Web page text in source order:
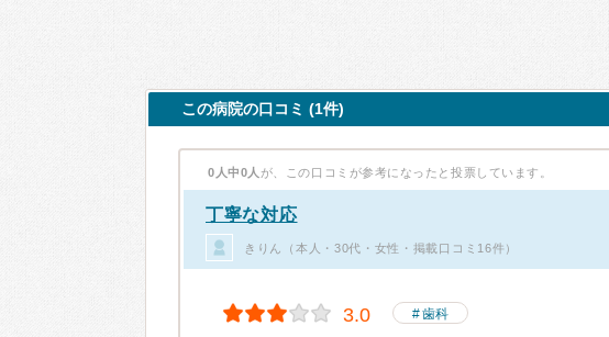
この病院の口コミ (1件)
0人中0人 が、この口コミが参考になったと投票しています。
丁寧な対応
きりん（本人・30代・女性・掲載口コミ16件）
3.0 歯科